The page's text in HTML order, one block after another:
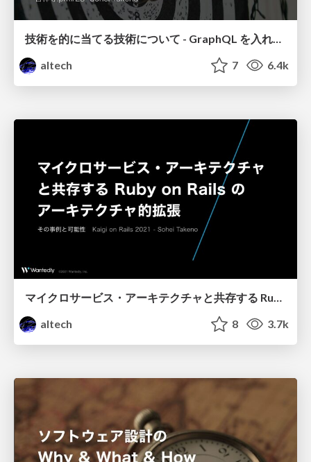
技術を的に当てる技術について - GraphQL を入れ直した話 / 吉祥寺.pm28
altech
7 6.4k
マイクロサービス・アーキテクチャと共存する Ruby on Rails のアーキテクチャ的拡張 - その事例と可能性 / Kaigi on Rails 2021
altech
8 3.7k